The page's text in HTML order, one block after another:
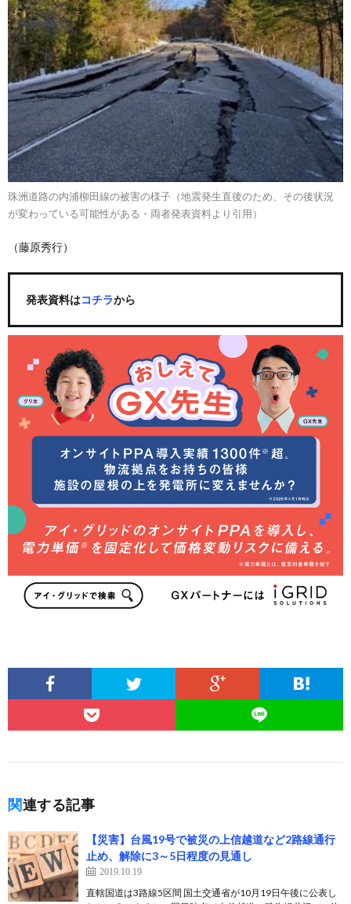
珠洲道路の内浦柳田線の被害の様子（地震発生直後のため、その後状況
が変わっている可能性がある・両者発表資料より引用）
（藤原秀行）
発表資料はコチラから
関連する記事
【災害】台風19号で被災の上信越道など2路線通行
止め、解除に3～5日程度の見通し
2019.10.19
直轄国道は3路線5区間 国土交通省が10月19日午後に公表し